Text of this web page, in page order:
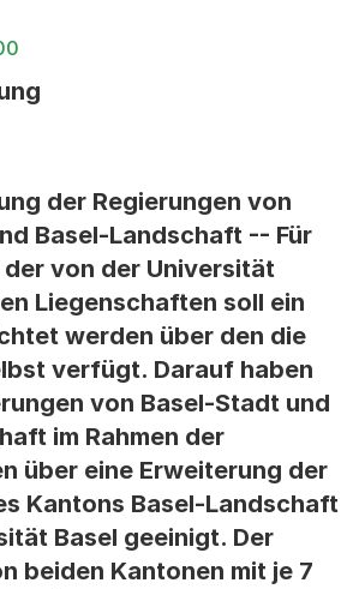
der Regierungen von
Basel-Landschaft -- Für
von der Universität
Liegenschaften soll ein
werden über den die
verfügt. Darauf haben
von Basel-Stadt und
im Rahmen der
über eine Erweiterung der
Kantons Basel-Landschaft
Basel geeinigt. Der
beiden Kantonen mit je 7